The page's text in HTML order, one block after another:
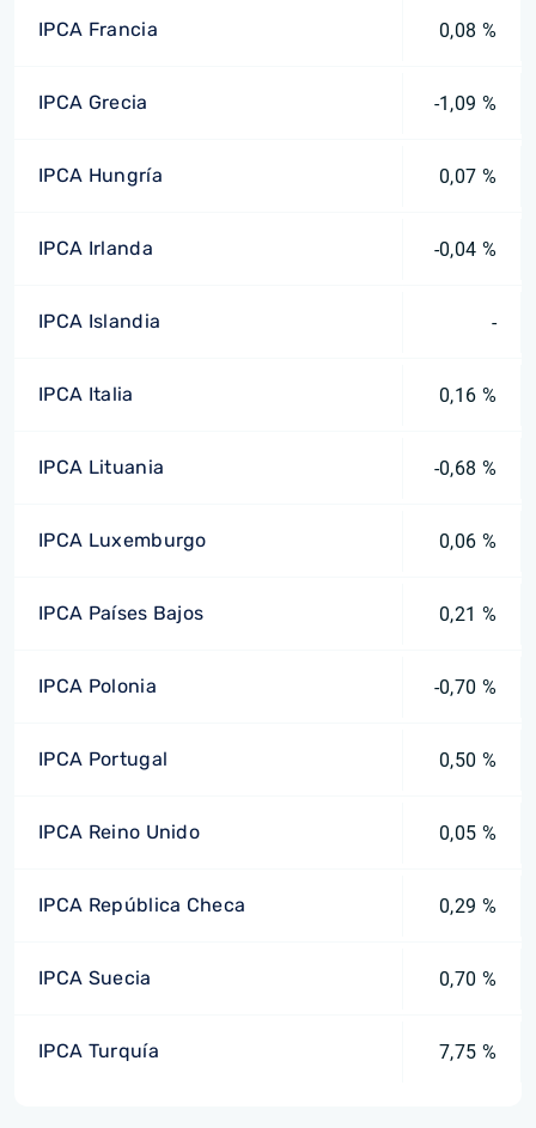
IPCA Francia 0,08 %
IPCA Grecia -1,09 %
IPCA Hungría 0,07 %
IPCA Irlanda -0,04 %
IPCA Islandia -
IPCA Italia 0,16 %
IPCA Lituania -0,68 %
IPCA Luxemburgo 0,06 %
IPCA Países Bajos 0,21 %
IPCA Polonia -0,70 %
IPCA Portugal 0,50 %
IPCA Reino Unido 0,05 %
IPCA República Checa 0,29 %
IPCA Suecia 0,70 %
IPCA Turquía 7,75 %